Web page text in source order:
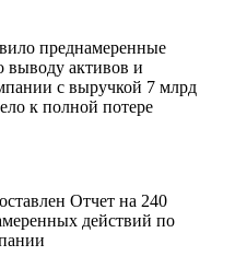
преднамеренные
выводу активов и
с выручкой 7 млрд
к полной потере
Отчет на 240
действий по